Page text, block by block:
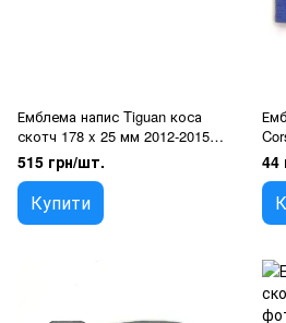
Емблема напис Tiguan коса
скотч 178 x 25 мм 2012-2015
(wiwo 5HO 853 687B 739)
515 грн/шт.
Купити
44